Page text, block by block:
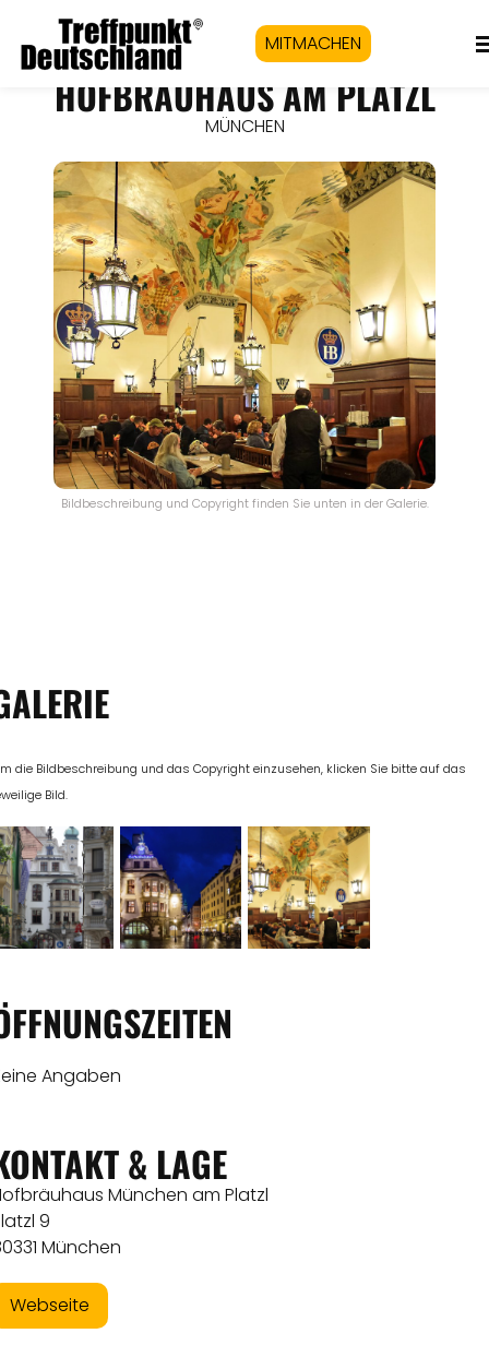
MITMACHEN
HOFBRÄUHAUS AM PLATZL
MÜNCHEN
Bildbeschreibung und Copyright finden Sie unten in der Galerie.
die Bildbeschreibung und das Copyright einzusehen, klicken Sie bitte auf das
Bild.
Angaben
& LAGE
München am Platzl
9
München
Webseite